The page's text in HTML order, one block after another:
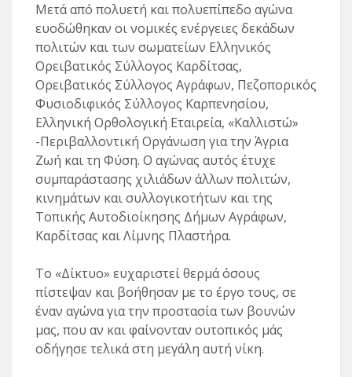
Μετά από πολυετή και πολυεπίπεδο αγώνα
ευοδώθηκαν οι νομικές ενέργειες δεκάδων
πολιτών και των σωματείων Ελληνικός
Ορειβατικός Σύλλογος Καρδίτσας,
Ορειβατικός Σύλλογος Αγράφων, Πεζοπορικός
Φυσιοδιφικός Σύλλογος Καρπενησίου,
Ελληνική Ορθολογική Εταιρεία, «Καλλιστώ»
-Περιβαλλοντική Οργάνωση για την Άγρια
Ζωή και τη Φύση. Ο αγώνας αυτός έτυχε
συμπαράστασης χιλιάδων άλλων πολιτών,
κινημάτων και συλλογικοτήτων και της
Τοπικής Αυτοδιοίκησης Δήμων Αγράφων,
Καρδίτσας και Λίμνης Πλαστήρα.
Το «Δίκτυο» ευχαριστεί θερμά όσους
πίστεψαν και βοήθησαν με το έργο τους, σε
έναν αγώνα για την προστασία των βουνών
μας, που αν και φαίνονταν ουτοπικός μάς
οδήγησε τελικά στη μεγάλη αυτή νίκη.